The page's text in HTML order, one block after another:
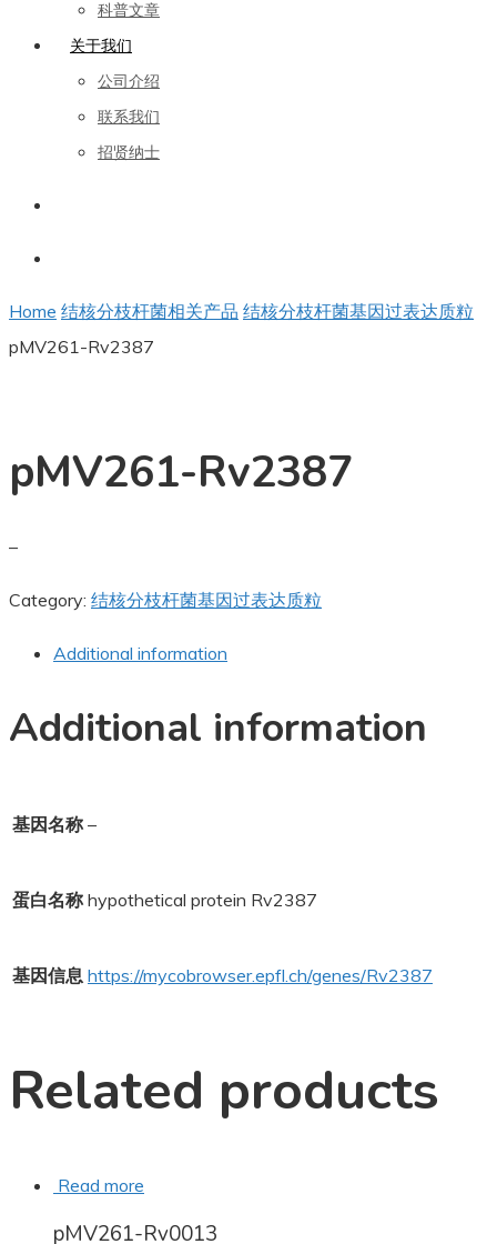
科普文章
关于我们
公司介绍
联系我们
招贤纳士
Home 结核分枝杆菌相关产品 结核分枝杆菌基因过表达质粒
pMV261-Rv2387
pMV261-Rv2387
–
Category: 结核分枝杆菌基因过表达质粒
Additional information
Additional information
基因名称 –
蛋白名称 hypothetical protein Rv2387
基因信息 https://mycobrowser.epfl.ch/genes/Rv2387
Related products
Read more
pMV261-Rv0013